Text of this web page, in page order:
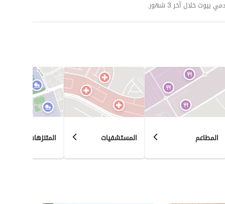
خلال آخر 3 شهور.
المطاعم المستشفيات المتنزهات